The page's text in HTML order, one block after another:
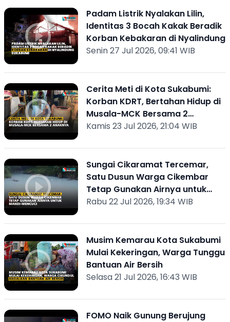
Padam Listrik Nyalakan Lilin,
Identitas 3 Bocah Kakak Beradik
Korban Kebakaran di Nyalindung
Senin 27 Jul 2026, 09:41 WIB
Cerita Meti di Kota Sukabumi:
Korban KDRT, Bertahan Hidup di
Musala-MCK Bersama 2
Anaknya
Kamis 23 Jul 2026, 21:04 WIB
Sungai Cikaramat Tercemar,
Satu Dusun Warga Cikembar
Tetap Gunakan Airnya untuk
Mandi-Mencuci
Rabu 22 Jul 2026, 19:34 WIB
Musim Kemarau Kota Sukabumi
Mulai Kekeringan, Warga Tunggu
Bantuan Air Bersih
Selasa 21 Jul 2026, 16:43 WIB
FOMO Naik Gunung Berujung